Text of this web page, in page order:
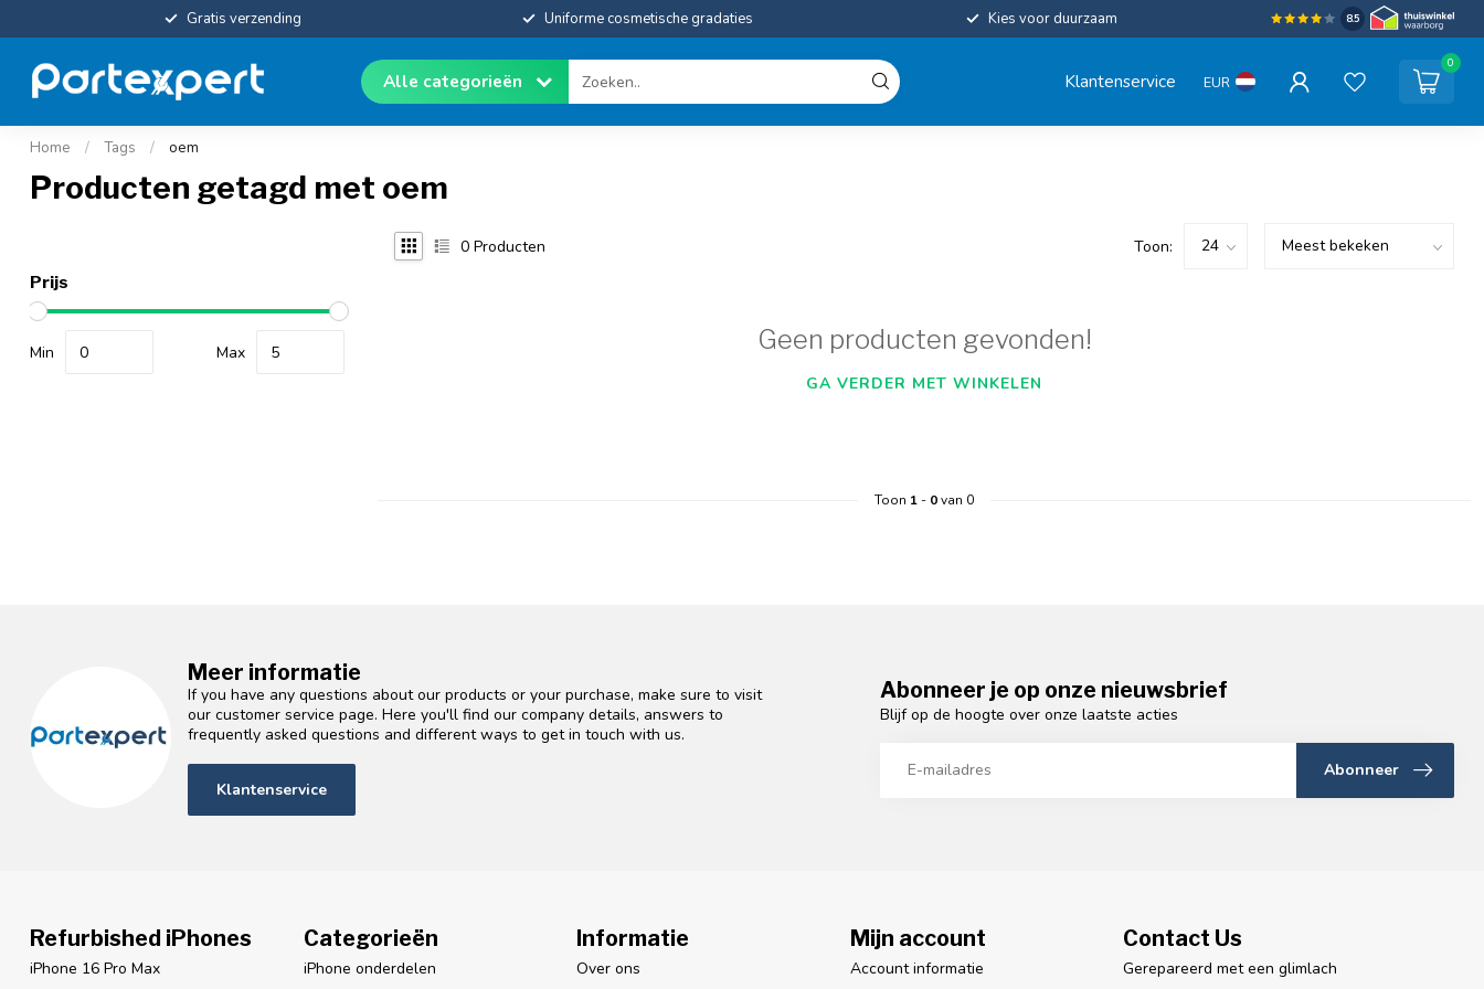
Gratis verzending Uniforme cosmetische gradaties Kies voor duurzaam 8.5
Alle categorieën Klantenservice EUR
0
Home / Tags / oem
Producten getagd met oem
Prijs
Min Max
0 Producten Toon:
Geen producten gevonden!
GA VERDER MET WINKELEN
Toon 1- 0van 0
Meer informatie
If you have any questions about our products or your purchase, make sure to visit
our customer service page. Here you'll find our company details, answers to
frequently asked questions and different ways to get in touch with us.
Klantenservice
Abonneer je op onze nieuwsbrief
Blijf op de hoogte over onze laatste acties
Abonneer
Refurbished iPhones
iPhone 16 Pro Max
Categorieën
iPhone onderdelen
Informatie
Over ons
Mijn account
Account informatie
Contact Us
Gerepareerd met een glimlach